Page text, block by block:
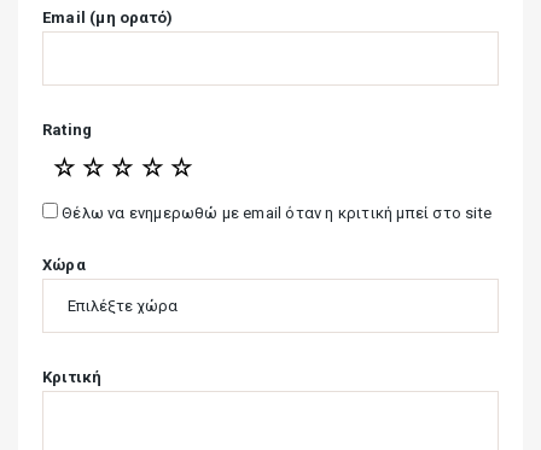
Email (μη ορατό)
Rating
☆
☆
☆
☆
☆
Θέλω να ενημερωθώ με email όταν η κριτική μπεί στο site
Χώρα
Κριτική